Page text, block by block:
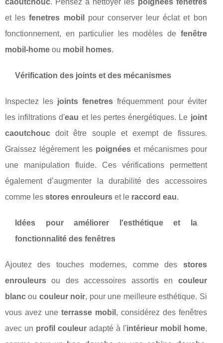
et lesfenetres mobil
pour conserver leur éclat et bon
fonctionnement, en particulier les modèles de fenêtre
mobil-home ou mobil homes.
Vérification des joints et des mécanismes
Inspectez les joints fenetres fréquemment pour éviter
les infiltrations d'eau et les pertes énergétiques. Le joint
caoutchouc doit être souple et exempt de fissures.
Graissez légèrement les poignéeset mécanismes pour
une manipulation fluide. Ces vérifications permettent
également d’augmenter la durabilité des accessoires
comme les stores enrouleurs et le raccord eau.
Idées pour améliorer l'esthétique et la
fonctionnalité des fenêtres
Ajoutez des touches modernes, comme des stores
enrouleurs ou des accessoires assortis en couleur
blanc ou couleur noir, pour une meilleure esthétique. Si
vous avez une terrasse mobil , considérez des fenêtres
avec un profil couleuradapté à l'intérieur mobil home,